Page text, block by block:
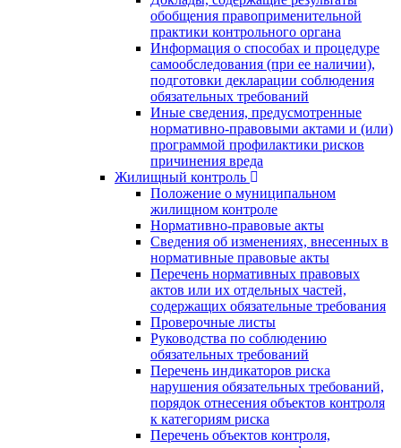
обобщения правоприменительной
практики контрольного органа
Информация о способах и процедуре
самообследования (при ее наличии),
подготовки декларации соблюдения
обязательных требований
Иные сведения, предусмотренные
нормативно-правовыми актами и (или)
программой профилактики рисков
причинения вреда
Жилищный контроль
Положение о муниципальном
жилищном контроле
Нормативно-правовые акты
Сведения об изменениях, внесенных в
нормативные правовые акты
Перечень нормативных правовых
актов или их отдельных частей,
содержащих обязательные требования
Проверочные листы
Руководства по соблюдению
обязательных требований
Перечень индикаторов риска
нарушения обязательных требований,
порядок отнесения объектов контроля
к категориям риска
Перечень объектов контроля,